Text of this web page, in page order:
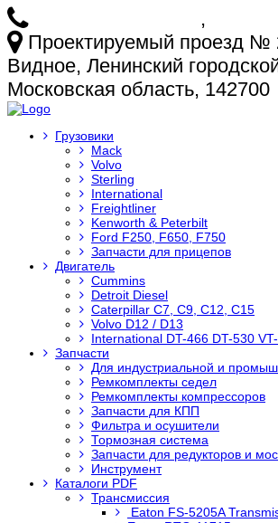
,
Проектируемый проезд №
Видное, Ленинский
Московская область, 142700
Грузовики
Mack
Volvo
Sterling
International
Freightliner
Kenworth & Peterbilt
Ford F250, F650, F750
Запчасти для прицепов
Двигатель
Cummins
Detroit Diesel
Caterpillar C7, C9, C12, C15
Volvo D12 / D13
International DT-466 DT-530
Запчасти
Для индустриальной и
Ремкомплекты седел
Ремкомплекты компрессоров
Запчасти для КПП
Фильтра и осушители
Тормозная система
Запчасти для редукторов и
Инструмент
Каталоги PDF
Трансмиссия
Eaton FS-5205A